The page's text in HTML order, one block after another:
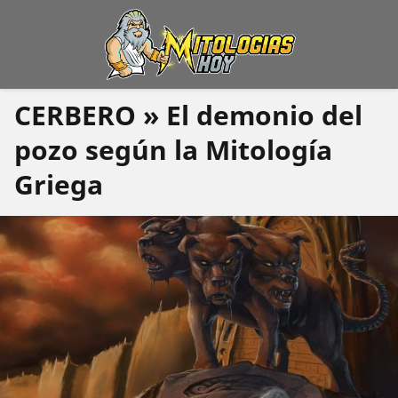
CERBERO » El demonio del
pozo según la Mitología
Griega